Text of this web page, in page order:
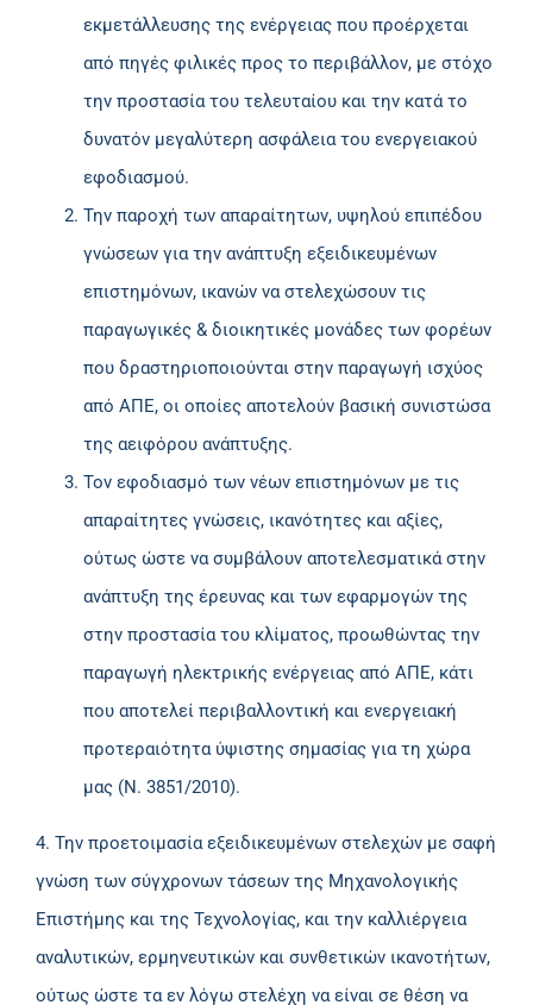
εκμετάλλευσης της ενέργειας που προέρχεται
από πηγές φιλικές προς το περιβάλλον, με στόχο
την προστασία του τελευταίου και την κατά το
δυνατόν μεγαλύτερη ασφάλεια του ενεργειακού
εφοδιασμού.
Την παροχή των απαραίτητων, υψηλού επιπέδου
γνώσεων για την ανάπτυξη εξειδικευμένων
επιστημόνων, ικανών να στελεχώσουν τις
παραγωγικές & διοικητικές μονάδες των φορέων
που δραστηριοποιούνται στην παραγωγή ισχύος
από ΑΠΕ, οι οποίες αποτελούν βασική συνιστώσα
της αειφόρου ανάπτυξης.
Τον εφοδιασμό των νέων επιστημόνων με τις
απαραίτητες γνώσεις, ικανότητες και αξίες,
ούτως ώστε να συμβάλουν αποτελεσματικά στην
ανάπτυξη της έρευνας και των εφαρμογών της
στην προστασία του κλίματος, προωθώντας την
παραγωγή ηλεκτρικής ενέργειας από ΑΠΕ, κάτι
που αποτελεί περιβαλλοντική και ενεργειακή
προτεραιότητα ύψιστης σημασίας για τη χώρα
μας (Ν. 3851/2010).
4. Την προετοιμασία εξειδικευμένων στελεχών με σαφή
γνώση των σύγχρονων τάσεων της Μηχανολογικής
Επιστήμης και της Τεχνολογίας, και την καλλιέργεια
αναλυτικών, ερμηνευτικών και συνθετικών ικανοτήτων,
ούτως ώστε τα εν λόγω στελέχη να είναι σε θέση να